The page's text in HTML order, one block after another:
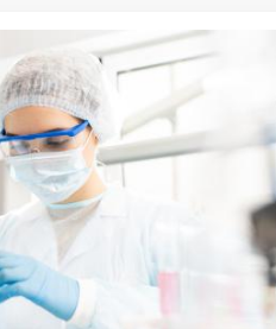
zu streben, die
die Perspektiven immer
kommt den Bedürfnissen
den Interessen der
Exzellenz